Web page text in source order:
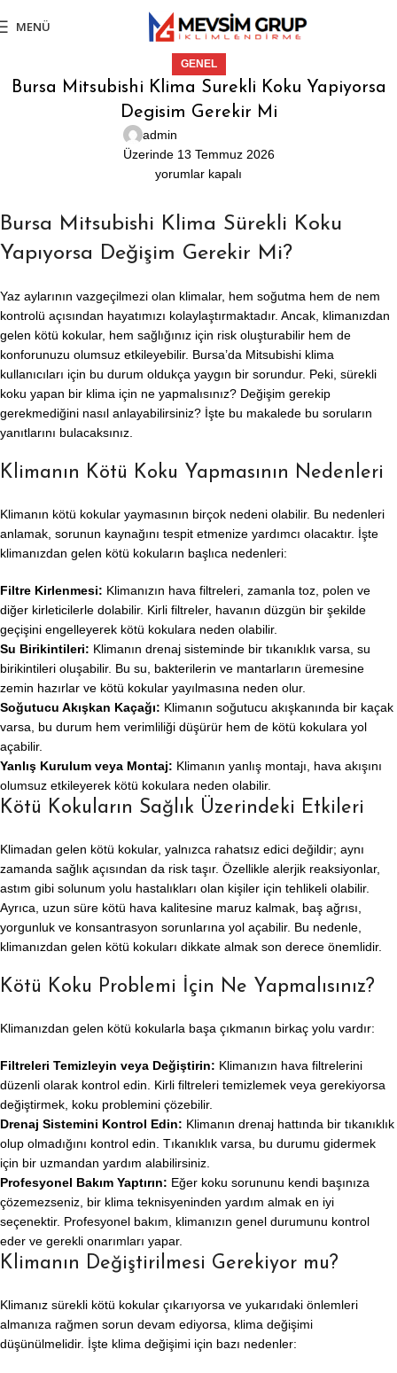
MENÜ
GENEL
Bursa Mitsubishi Klima Surekli Koku Yapiyorsa
Degisim Gerekir Mi
admin
Üzerinde 13 Temmuz 2026
yorumlar kapalı
Bursa Mitsubishi Klima Sürekli Koku
Yapıyorsa Değişim Gerekir Mi?
Yaz aylarının vazgeçilmezi olan klimalar, hem soğutma hem de nem
kontrolü açısından hayatımızı kolaylaştırmaktadır. Ancak, klimanızdan
gelen kötü kokular, hem sağlığınız için risk oluşturabilir hem de
konforunuzu olumsuz etkileyebilir. Bursa’da Mitsubishi klima
kullanıcıları için bu durum oldukça yaygın bir sorundur. Peki, sürekli
koku yapan bir klima için ne yapmalısınız? Değişim gerekip
gerekmediğini nasıl anlayabilirsiniz? İşte bu makalede bu soruların
yanıtlarını bulacaksınız.
Klimanın Kötü Koku Yapmasının Nedenleri
Klimanın kötü kokular yaymasının birçok nedeni olabilir. Bu nedenleri
anlamak, sorunun kaynağını tespit etmenize yardımcı olacaktır. İşte
klimanızdan gelen kötü kokuların başlıca nedenleri:
Filtre Kirlenmesi: Klimanızın hava filtreleri, zamanla toz, polen ve
diğer kirleticilerle dolabilir. Kirli filtreler, havanın düzgün bir şekilde
geçişini engelleyerek kötü kokulara neden olabilir.
Su Birikintileri: Klimanın drenaj sisteminde bir tıkanıklık varsa, su
birikintileri oluşabilir. Bu su, bakterilerin ve mantarların üremesine
zemin hazırlar ve kötü kokular yayılmasına neden olur.
Soğutucu Akışkan Kaçağı: Klimanın soğutucu akışkanında bir kaçak
varsa, bu durum hem verimliliği düşürür hem de kötü kokulara yol
açabilir.
Yanlış Kurulum veya Montaj: Klimanın yanlış montajı, hava akışını
olumsuz etkileyerek kötü kokulara neden olabilir.
Kötü Kokuların Sağlık Üzerindeki Etkileri
Klimadan gelen kötü kokular, yalnızca rahatsız edici değildir; aynı
zamanda sağlık açısından da risk taşır. Özellikle alerjik reaksiyonlar,
astım gibi solunum yolu hastalıkları olan kişiler için tehlikeli olabilir.
Ayrıca, uzun süre kötü hava kalitesine maruz kalmak, baş ağrısı,
yorgunluk ve konsantrasyon sorunlarına yol açabilir. Bu nedenle,
klimanızdan gelen kötü kokuları dikkate almak son derece önemlidir.
Kötü Koku Problemi İçin Ne Yapmalısınız?
Klimanızdan gelen kötü kokularla başa çıkmanın birkaç yolu vardır:
Filtreleri Temizleyin veya Değiştirin: Klimanızın hava filtrelerini
düzenli olarak kontrol edin. Kirli filtreleri temizlemek veya gerekiyorsa
değiştirmek, koku problemini çözebilir.
Drenaj Sistemini Kontrol Edin: Klimanın drenaj hattında bir tıkanıklık
olup olmadığını kontrol edin. Tıkanıklık varsa, bu durumu gidermek
için bir uzmandan yardım alabilirsiniz.
Profesyonel Bakım Yaptırın: Eğer koku sorununu kendi başınıza
çözemezseniz, bir klima teknisyeninden yardım almak en iyi
seçenektir. Profesyonel bakım, klimanızın genel durumunu kontrol
eder ve gerekli onarımları yapar.
Klimanın Değiştirilmesi Gerekiyor mu?
Klimanız sürekli kötü kokular çıkarıyorsa ve yukarıdaki önlemleri
almanıza rağmen sorun devam ediyorsa, klima değişimi
düşünülmelidir. İşte klima değişimi için bazı nedenler: